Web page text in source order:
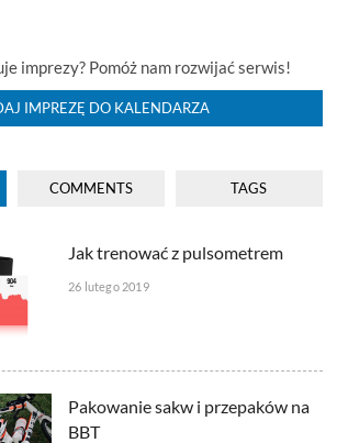
imprezy? Pomóż nam rozwijać serwis!
IMPREZĘ DO KALENDARZA
COMMENTS TAGS
Jak trenować z pulsometrem
26 lutego 2019
Pakowanie sakw i przepaków na
BBT